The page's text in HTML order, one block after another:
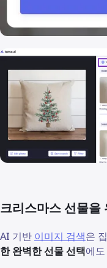
크리스마스 선물을
AI 기반 이미지 검색은
한 완벽한 선물 선택에